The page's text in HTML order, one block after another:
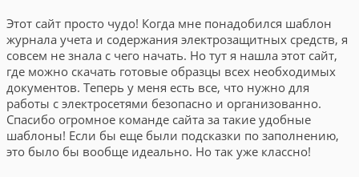
Этот сайт просто чудо! Когда мне понадобился шаблон
журнала учета и содержания электрозащитных средств, я
совсем не знала с чего начать. Но тут я нашла этот сайт,
где можно скачать готовые образцы всех необходимых
документов. Теперь у меня есть все, что нужно для
работы с электросетями безопасно и организованно.
Спасибо огромное команде сайта за такие удобные
шаблоны! Если бы еще были подсказки по заполнению,
это было бы вообще идеально. Но так уже классно!